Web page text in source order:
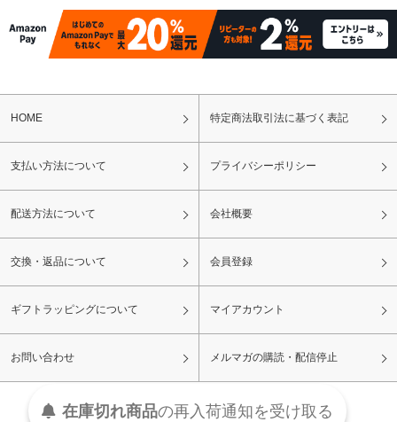
HOME 特定商法取引法に基づく表記
支払い方法について プライバシーポリシー
配送方法について 会社概要
交換・返品について 会員登録
ギフトラッピングについて マイアカウント
お問い合わせ メルマガの購読・配信停止
在庫切れ商品の再入荷通知を受け取る